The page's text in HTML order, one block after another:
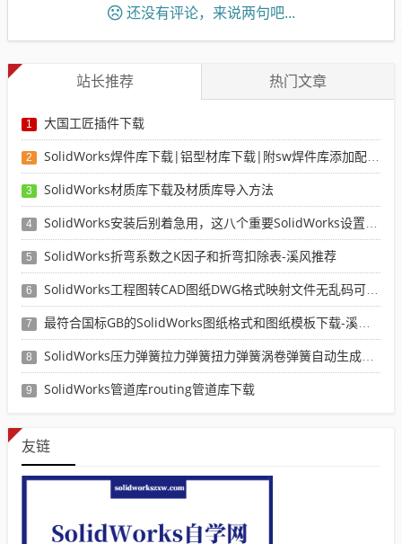
还没有评论，来说两句吧...
站长推荐 热门文章
1 大国工匠插件下载
2 SolidWorks焊件库下载|铝型材库下载|附sw焊件库添加配置使用教程
3 SolidWorks材质库下载及材质库导入方法
4 SolidWorks安装后别着急用，这八个重要SolidWorks设置可以提高你的画图效率
5 SolidWorks折弯系数之K因子和折弯扣除表-溪风推荐
6 SolidWorks工程图转CAD图纸DWG格式映射文件无乱码可分层-溪风亲测推荐
7 最符合国标GB的SolidWorks图纸格式和图纸模板下载-溪风专用版
8 SolidWorks压力弹簧拉力弹簧扭力弹簧涡卷弹簧自动生成宏程序下载
9 SolidWorks管道库routing管道库下载
友链